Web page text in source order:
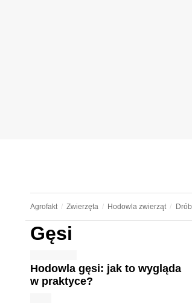
Agrofakt Zwierzęta Hodowla zwierząt Drób
Gęsi
Hodowla gęsi: jak to wygląda
w praktyce?